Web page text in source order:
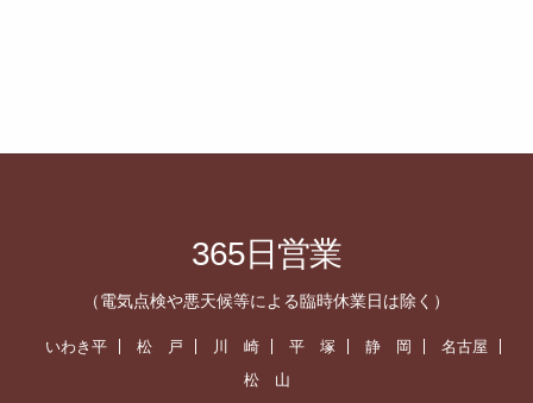
365日営業
（電気点検や悪天候等による臨時休業日は除く）
いわき平 松 戸 川 崎 平 塚 静 岡
名古屋
松 山